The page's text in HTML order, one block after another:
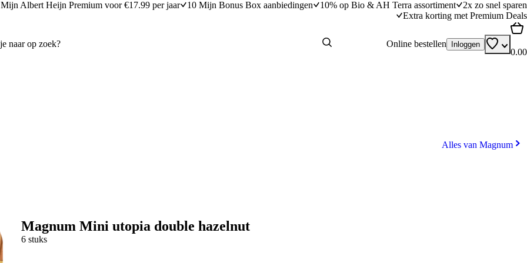
Mijn Albert Heijn Premium voor €17.99 per jaar 10 Mijn Bonus Box aanbiedingen 10% op Bio & AH Terra assortiment
2x zo snel sparen
Extra korting met Premium Deals
Online bestellen Inloggen
0.00
Alles van Magnum
Magnum Mini utopia double hazelnut
6 stuks